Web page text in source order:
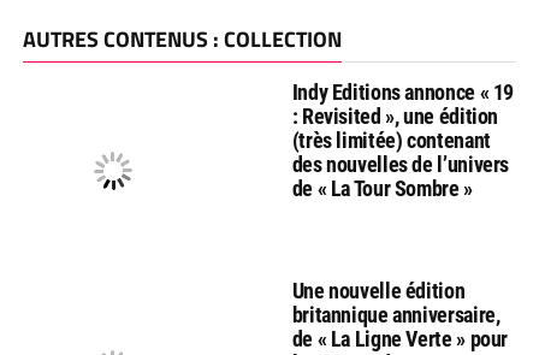
AUTRES CONTENUS : COLLECTION
Indy Editions annonce « 19
: Revisited », une édition
(très limitée) contenant
des nouvelles de l’univers
de « La Tour Sombre »
Une nouvelle édition
britannique anniversaire,
de « La Ligne Verte » pour